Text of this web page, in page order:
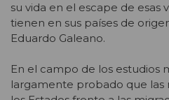
su vida en el escape de esas
tienen en sus países de
Eduardo Galeano.
En el campo de los estudios
largamente probado que las